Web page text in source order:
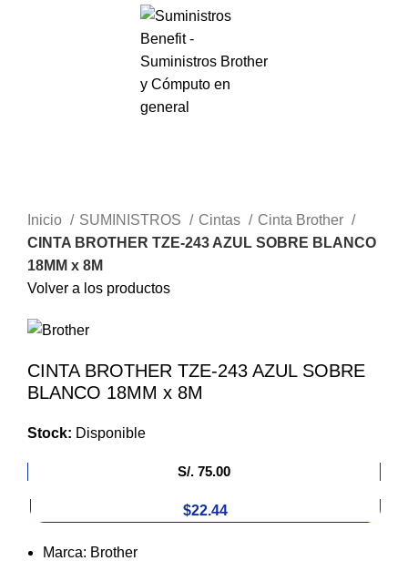
Inicio
SUMINISTROS Cintas
Cinta Brother
CINTA BROTHER TZE-243 AZUL SOBRE BLANCO
18MM x 8M
Volver a los productos
CINTA BROTHER TZE-243 AZUL SOBRE
BLANCO 18MM x 8M
Stock: Disponible
S/. 75.00
$22.44
Marca: Brother